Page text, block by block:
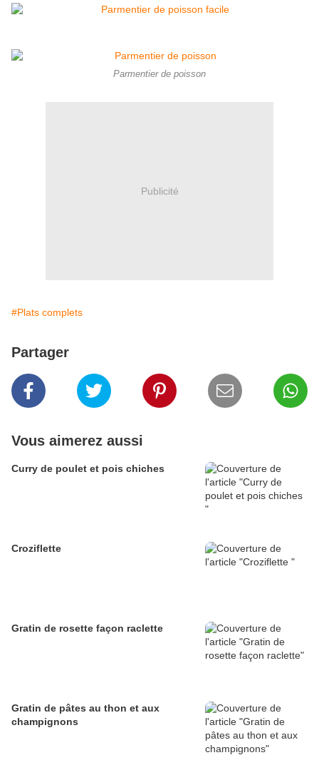
Parmentier de poisson
Publicité
#Plats complets
Partager
Vous aimerez aussi
Curry de poulet et pois chiches
Croziflette
Gratin de rosette façon raclette
Gratin de pâtes au thon et aux
champignons